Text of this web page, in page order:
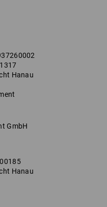
Hanau
GmbH
Hanau